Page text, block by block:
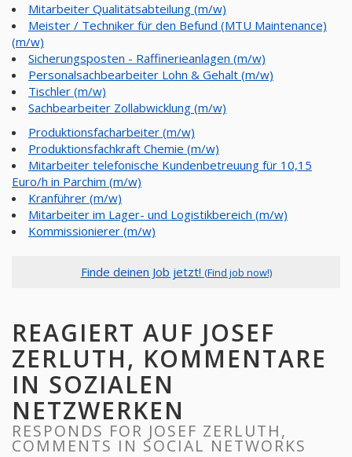
Mitarbeiter Qualitätsabteilung (m/w)
Meister / Techniker für den Befund (MTU Maintenance)
(m/w)
Sicherungsposten - Raffinerieanlagen (m/w)
Personalsachbearbeiter Lohn & Gehalt (m/w)
Tischler (m/w)
Sachbearbeiter Zollabwicklung (m/w)
Produktionsfacharbeiter (m/w)
Produktionsfachkraft Chemie (m/w)
Mitarbeiter telefonische Kundenbetreuung für 10,15
Euro/h in Parchim (m/w)
Kranführer (m/w)
Mitarbeiter im Lager- und Logistikbereich (m/w)
Kommissionierer (m/w)
Finde deinen Job jetzt! (Find job now!)
REAGIERT AUF JOSEF
ZERLUTH, KOMMENTARE
IN SOZIALEN
NETZWERKEN
RESPONDS FOR JOSEF ZERLUTH,
COMMENTS IN SOCIAL NETWORKS